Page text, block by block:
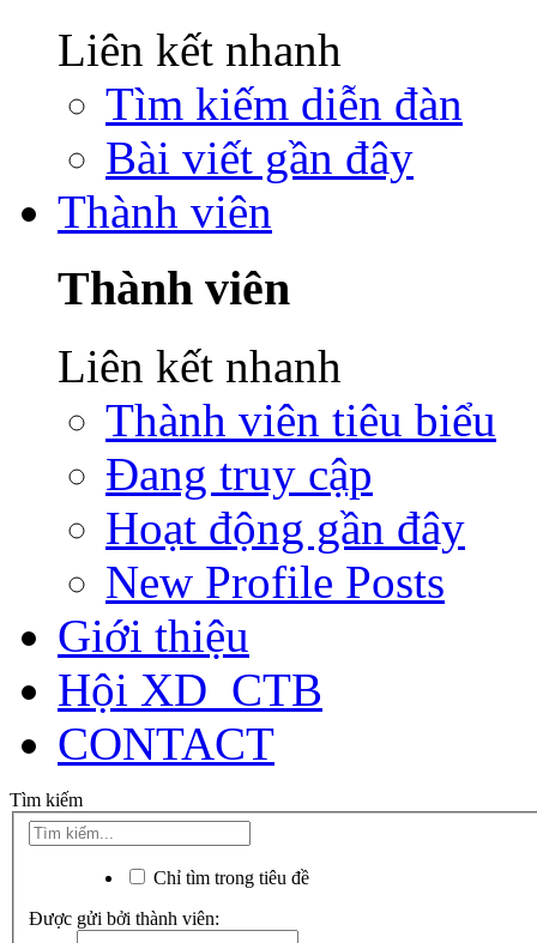
Liên kết nhanh
Tìm kiếm diễn đàn
Bài viết gần đây
Thành viên
Thành viên
Liên kết nhanh
Thành viên tiêu biểu
Đang truy cập
Hoạt động gần đây
New Profile Posts
Giới thiệu
Hội XD_CTB
CONTACT
Tìm kiếm
Chỉ tìm trong tiêu đề
Được gửi bởi thành viên: